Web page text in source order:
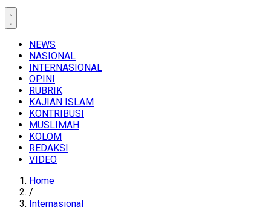
NEWS
NASIONAL
INTERNASIONAL
OPINI
RUBRIK
KAJIAN ISLAM
KONTRIBUSI
MUSLIMAH
KOLOM
REDAKSI
VIDEO
Home
/
Internasional